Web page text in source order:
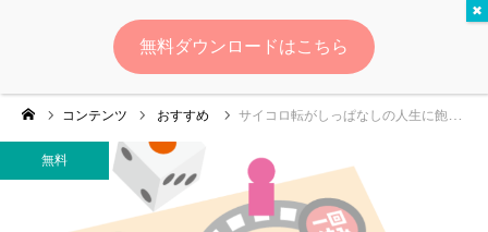
無料
コンテンツ おすすめ サイコロ転がしっぱなしの人生に飽きた？🎲 あなただけの戦略で成功へ導く！ ボードゲームカフェ開業の全て
無料
ログイン 会員登録
ゆいマーケとは？
実績・お客様の声
無料ダウンロードはこちら